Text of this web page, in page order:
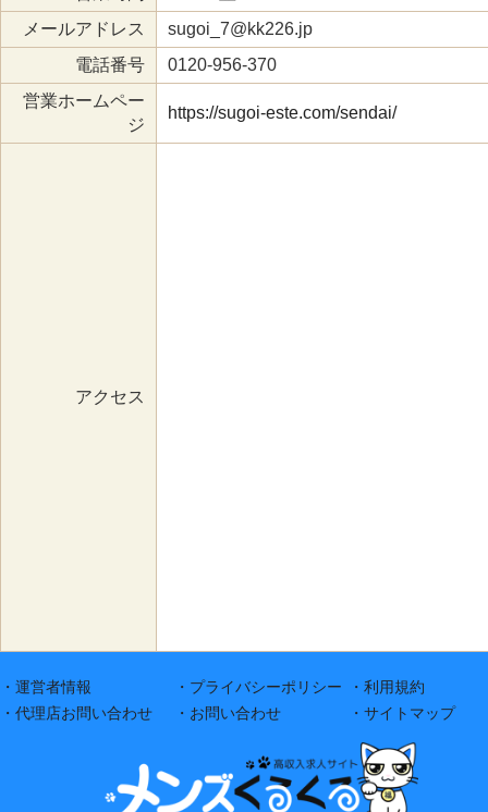
メールアドレス
sugoi_7@kk226.jp
電話番号
0120-956-370
営業ホームペー
ジ
https://sugoi-este.com/sendai/
アクセス
・運営者情報
・代理店お問い合わせ
・プライバシーポリシー
・お問い合わせ
・利用規約
・サイトマップ